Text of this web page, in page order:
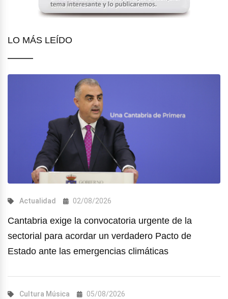
LO MÁS LEÍDO
Actualidad 02/08/2026
Cantabria exige la convocatoria urgente de la
sectorial para acordar un verdadero Pacto de
Estado ante las emergencias climáticas
Cultura Música 05/08/2026